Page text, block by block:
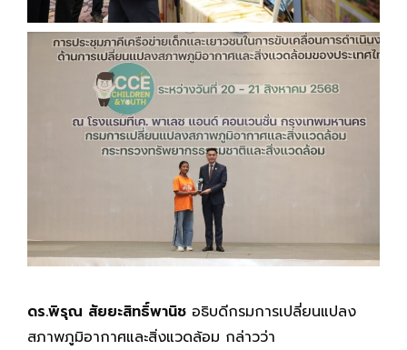
ดร.พิรุณ สัยยะสิทธิ์พานิช อธิบดีกรมการเปลี่ยนแปลง
สภาพภูมิอากาศและสิ่งแวดล้อม กล่าวว่า